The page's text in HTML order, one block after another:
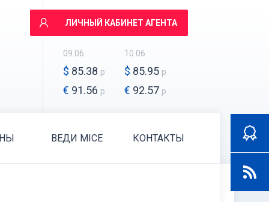
ЛИЧНЫЙ КАБИНЕТ АГЕНТА
09.06
$ 85.38 р
€ 91.56 р
10.06
$ 85.95 р
€ 92.57 р
ВЕДИ MICE КОНТАКТЫ